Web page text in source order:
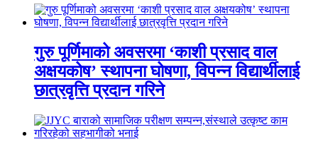
गुरु पूर्णिमाको अवसरमा ‘काशी प्रसाद वाल
अक्षयकोष’ स्थापना घोषणा, विपन्न विद्यार्थीलाई
छात्रवृत्ति प्रदान गरिने